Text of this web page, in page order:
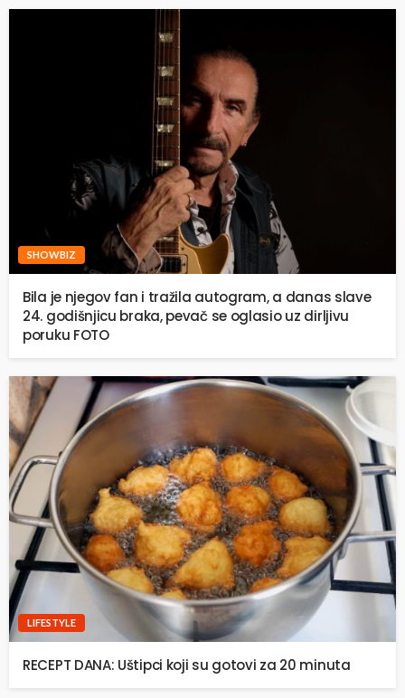
SHOWBIZ
Bila je njegov fan i tražila autogram, a danas slave
24. godišnjicu braka, pevač se oglasio uz dirljivu
poruku FOTO
LIFESTYLE
RECEPT DANA: Uštipci koji su gotovi za 20 minuta